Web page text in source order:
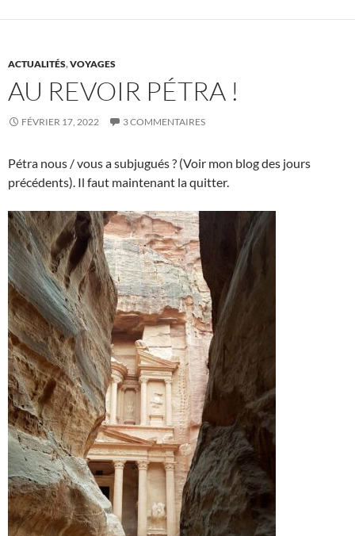
ACTUALITÉS,VOYAGES
AU REVOIR PÉTRA !
FÉVRIER 17, 2022 3 COMMENTAIRES
Pétra nous / vous a subjugués ? (Voir mon blog des jours
précédents). Il faut maintenant la quitter.